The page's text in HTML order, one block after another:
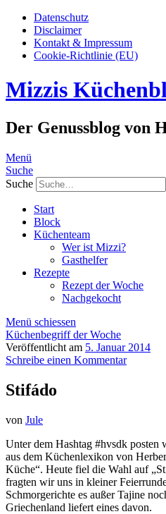
Datenschutz
Disclaimer
Kontakt & Impressum
Cookie-Richtlinie (EU)
Mizzis
Der Genussblog von
Menü
Suche
Suche
Start
Block
Küchenteam
Wer ist Mizzi?
Gasthelfer
Rezepte
Rezept der Woche
Nachgekocht
Menü schiessen
Küchenbegriff der Woche
Veröffentlicht am 5. Januar 2014
Schreibe einen Kommentar
Stifádo
von Jule
Unter dem Hashtag #hvsdk
aus dem Küchenlexikon von
Küche“. Heute fiel die Wahl auf
fragten wir uns in kleiner
Schmorgerichte es außer Tajine
Griechenland liefert eines davon.